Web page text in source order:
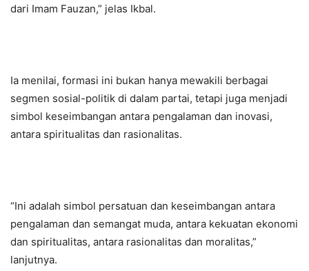
dari Imam Fauzan,” jelas Ikbal.
Ia menilai, formasi ini bukan hanya mewakili berbagai
segmen sosial-politik di dalam partai, tetapi juga menjadi
simbol keseimbangan antara pengalaman dan inovasi,
antara spiritualitas dan rasionalitas.
“Ini adalah simbol persatuan dan keseimbangan antara
pengalaman dan semangat muda, antara kekuatan ekonomi
dan spiritualitas, antara rasionalitas dan moralitas,”
lanjutnya.